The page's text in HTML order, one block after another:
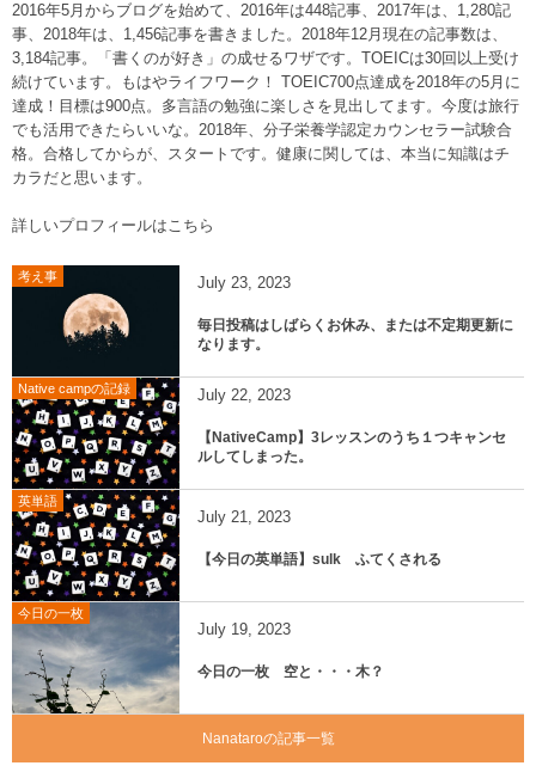
2016年5月からブログを始めて、2016年は448記事、2017年は、1,280記
事、2018年は、1,456記事を書きました。2018年12月現在の記事数は、
3,184記事。「書くのが好き」の成せるワザです。TOEICは30回以上受け
続けています。もはやライフワーク！ TOEIC700点達成を2018年の5月に
達成！目標は900点。多言語の勉強に楽しさを見出してます。今度は旅行
でも活用できたらいいな。2018年、分子栄養学認定カウンセラー試験合
格。合格してからが、スタートです。健康に関しては、本当に知識はチ
カラだと思います。
詳しいプロフィールはこちら
考え事 July 23, 2023
毎日投稿はしばらくお休み、または不定期更新に
なります。
Native campの記録 July 22, 2023
【NativeCamp】3レッスンのうち１つキャンセ
ルしてしまった。
英単語
July 21, 2023
【今日の英単語】sulk ふてくされる
今日の一枚
July 19, 2023
今日の一枚 空と・・・木？
Nanataroの記事一覧